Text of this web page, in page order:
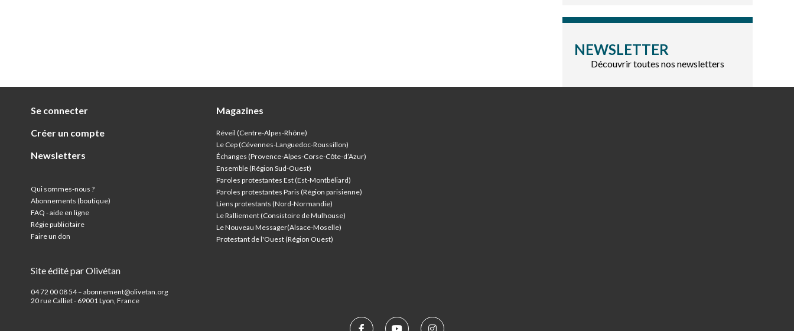
NEWSLETTER
Découvrir toutes nos newsletters
Se connecter
Créer un compte
Newsletters
Qui sommes-nous ?
Abonnements (boutique)
FAQ - aide en ligne
Régie publicitaire
Faire un don
Site édité par Olivétan
04 72 00 08 54 – abonnement@olivetan.org
20 rue Calliet - 69001 Lyon, France
Magazines
Réveil (Centre-Alpes-Rhône)
Le Cep (Cévennes-Languedoc-Roussillon)
Échanges (Provence-Alpes-Corse-Côte-d’Azur)
Ensemble (Région Sud-Ouest)
Paroles protestantes Est (Est-Montbéliard)
Paroles protestantes Paris (Région parisienne)
Liens protestants (Nord-Normandie)
Le Ralliement (Consistoire de Mulhouse)
Le Nouveau Messager(Alsace-Moselle)
Protestant de l'Ouest (Région Ouest)